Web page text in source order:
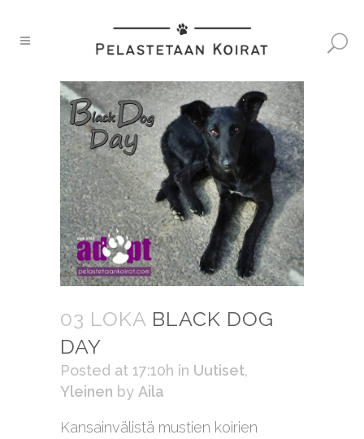
03 LOKA BLACK DOG
DAY
Posted at 17:10h in Uutiset,
Yleinen by Aila
Kansainvälistä mustien koirien